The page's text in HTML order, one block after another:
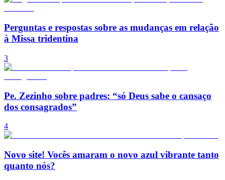
Perguntas e respostas sobre as mudanças em relação
à Missa tridentina
3
Pe. Zezinho sobre padres: “só Deus sabe o cansaço
dos consagrados”
4
Novo site! Vocês amaram o novo azul vibrante tanto
quanto nós?